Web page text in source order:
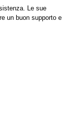
Le sue
un buon supporto e